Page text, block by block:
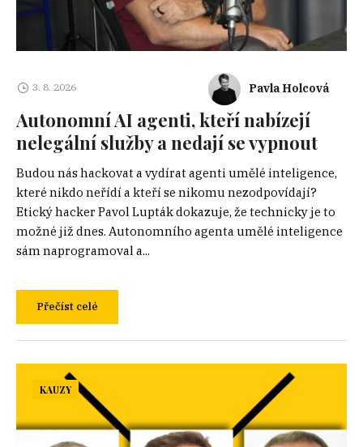
3. 8. 2026 Pavla Holcová
Autonomní AI agenti, kteří nabízejí
nelegální služby a nedají se vypnout
Budou nás hackovat a vydírat agenti umělé inteligence,
které nikdo neřídí a kteří se nikomu nezodpovídají?
Etický hacker Pavol Lupták dokazuje, že technicky je to
možné již dnes. Autonomního agenta umělé inteligence
sám naprogramoval a...
Přečíst celé
KAUZY